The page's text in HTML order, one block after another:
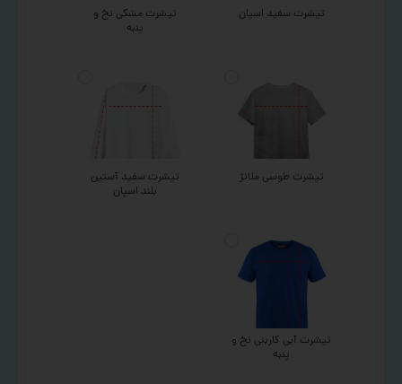
تیشرت سفید اسپان
تیشرت مشکی نخ و
پنبه
تیشرت طوسی ملانژ
تیشرت سفید آستین
بلند اسپان
تیشرت آبی کاربنی نخ و
پنبه